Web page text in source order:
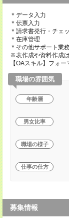
＊データ入力
＊伝票入力
＊請求書発行・チェ
＊在庫管理
＊その他サポート業務
※表作成や資料作成
【OAスキル】フォ
職場の雰囲気
年齢層
男女比率
職場の様子
仕事の仕方
募集情報